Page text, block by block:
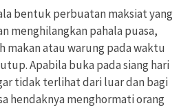
bentuk perbuatan maksiat yang
menghilangkan pahala puasa,
makan atau warung pada waktu
Apabila buka pada siang hari
tidak terlihat dari luar dan bagi
hendaknya menghormati orang